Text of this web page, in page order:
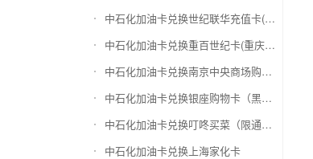
中石化加油卡兑换世纪联华充值卡(杭州联华)
中石化加油卡兑换重百世纪卡(重庆百货)
中石化加油卡兑换南京中央商场购物卡
中石化加油卡兑换银座购物卡（黑卡）
中石化加油卡兑换叮咚买菜（限通用礼品卡）
中石化加油卡兑换上海家化卡